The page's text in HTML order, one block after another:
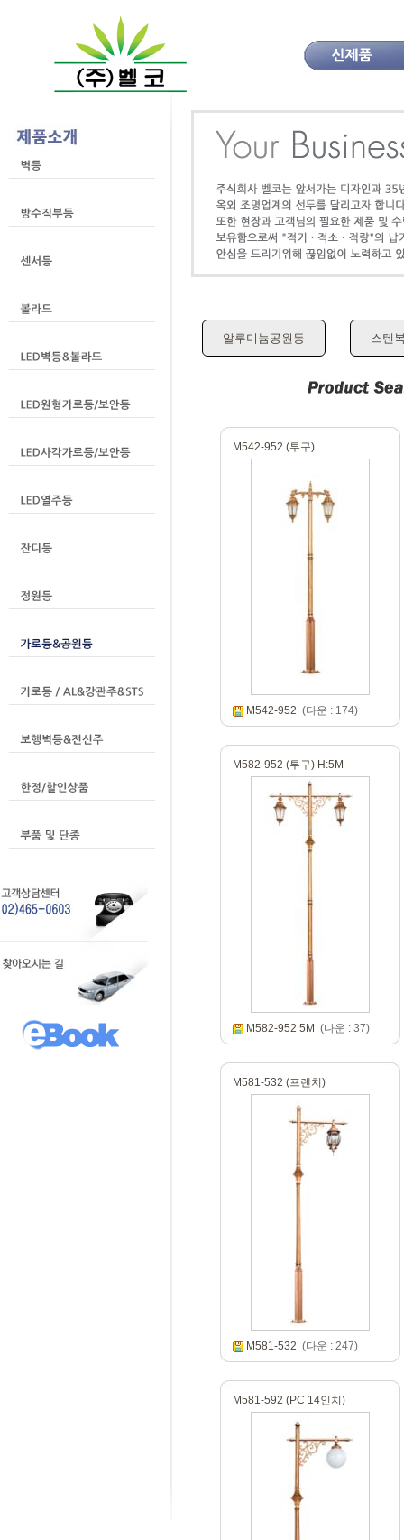
알루미늄공원등 스텐
M542-952 (투구)
M542-952 (다운 : 174)
M582-952 (투구) H:5M
M582-952 5M (다운 : 37)
M581-532 (프렌치)
M581-532 (다운 : 247)
M581-592 (PC 14인치)